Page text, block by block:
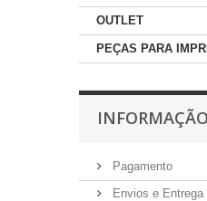
OUTLET
PEÇAS PARA
INFORMAÇÃO
Pagamento
Envios e Entrega